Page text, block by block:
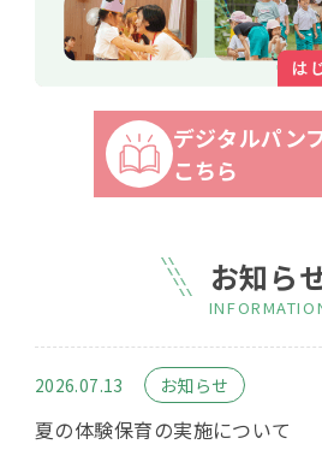
デジタルパン
こちら
お知ら
2026.07.13 お知らせ
夏の体験保育の実施について